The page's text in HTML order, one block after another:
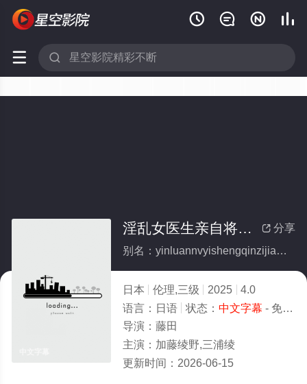
   
 
 分享
淫乱女医生亲自将患者物品放入确认
别名：yinluannvyishengqinzijianghuanzhewupinfangruqueren
日本 伦理,三级 2025
4.0
语言： 日语 状态： 中文字幕 - 免费在线观看
导演： 藤田
主演： 加藤绫野,三浦绫
更新时间： 2026-06-15